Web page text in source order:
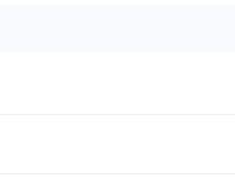
Diabate. Grazie all'assist di